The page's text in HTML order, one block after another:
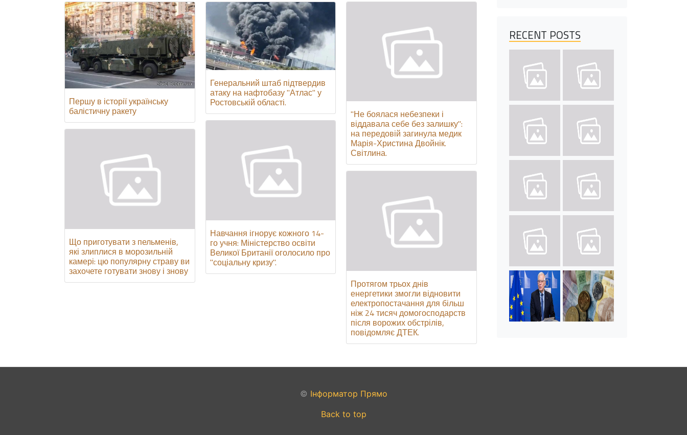
Першу в історії українську
балістичну ракету
Що приготувати з пельменів,
які злиплися в морозильній
камері: цю популярну страву ви
захочете готувати знову і знову
Генеральний штаб підтвердив
атаку на нафтобазу "Атлас" у
Ростовській області.
Навчання ігнорує кожного 14-
го учня: Міністерство освіти
Великої Британії оголосило про
"соціальну кризу".
"Не боялася небезпеки і
віддавала себе без залишку":
на передовій загинула медик
Марія-Христина Двойнік.
Світлина.
Протягом трьох днів
енергетики змогли відновити
електропостачання для більш
ніж 24 тисяч домогосподарств
після ворожих обстрілів,
повідомляє ДТЕК.
RECENT POSTS
© Інформатор Прямо
Back to top